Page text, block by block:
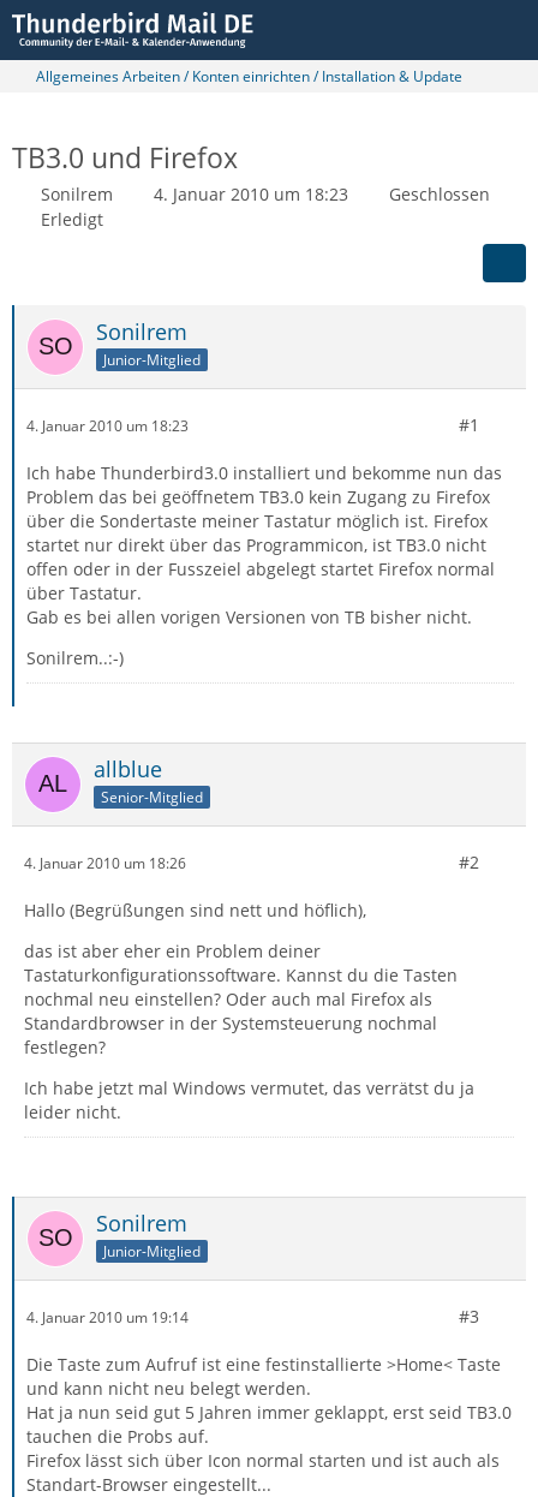
Allgemeines Arbeiten / Konten einrichten / Installation & Update
TB3.0 und Firefox
Sonilrem 4. Januar 2010 um 18:23
Geschlossen
Erledigt
Sonilrem
Junior-Mitglied
4. Januar 2010 um 18:23 #1
Ich habe Thunderbird3.0 installiert und bekomme nun das
Problem das bei geöffnetem TB3.0 kein Zugang zu Firefox
über die Sondertaste meiner Tastatur möglich ist. Firefox
startet nur direkt über das Programmicon, ist TB3.0 nicht
offen oder in der Fusszeiel abgelegt startet Firefox normal
über Tastatur.
Gab es bei allen vorigen Versionen von TB bisher nicht.
Sonilrem..:-)
allblue
Senior-Mitglied
4. Januar 2010 um 18:26 #2
Hallo (Begrüßungen sind nett und höflich),
das ist aber eher ein Problem deiner
Tastaturkonfigurationssoftware. Kannst du die Tasten
nochmal neu einstellen? Oder auch mal Firefox als
Standardbrowser in der Systemsteuerung nochmal
festlegen?
Ich habe jetzt mal Windows vermutet, das verrätst du ja
leider nicht.
Sonilrem
Junior-Mitglied
4. Januar 2010 um 19:14 #3
Die Taste zum Aufruf ist eine festinstallierte >Home< Taste
und kann nicht neu belegt werden.
Hat ja nun seid gut 5 Jahren immer geklappt, erst seid TB3.0
tauchen die Probs auf.
Firefox lässt sich über Icon normal starten und ist auch als
Standart-Browser eingestellt...